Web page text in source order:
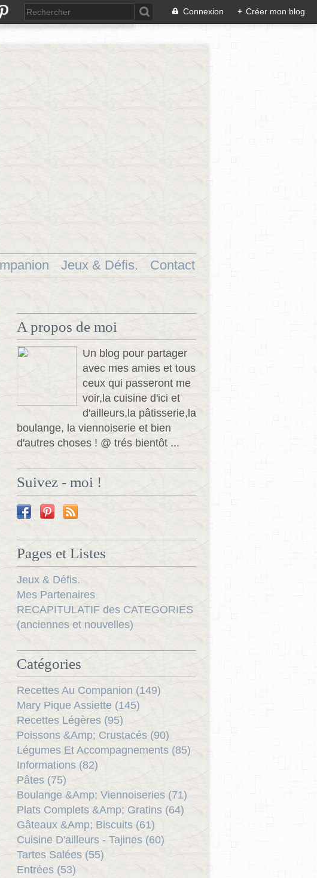
Connexion + Créer mon blog
Jeux & Défis. Contact
A propos de moi
Un blog pour partager
avec mes amies et tous
ceux qui passeront me
voir,la cuisine d'ici et
d'ailleurs,la pâtisserie,la
boulange, la viennoiserie et bien
d'autres choses ! @ trés bientôt ...
Suivez - moi !
Pages et Listes
Jeux & Défis.
Mes Partenaires
RECAPITULATIF des CATEGORIES
(anciennes et nouvelles)
Catégories
Recettes Au Companion (149)
Mary Pique Assiette (145)
Recettes Légères (95)
Poissons &Amp; Crustacés (90)
Légumes Et Accompagnements (85)
Informations (82)
Pâtes (75)
Boulange &Amp; Viennoiseries (71)
Plats Complets &Amp; Gratins (64)
Gâteaux &Amp; Biscuits (61)
Cuisine D'ailleurs - Tajines (60)
Tartes Salées (55)
Entrées (53)